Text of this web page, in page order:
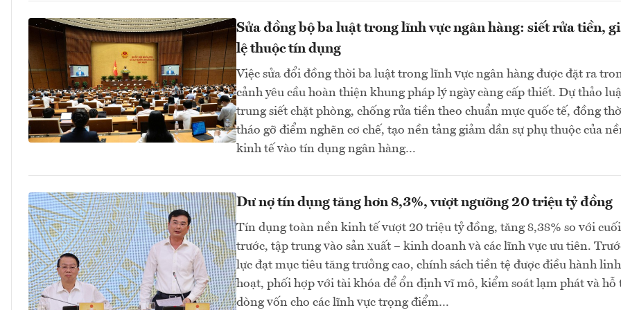
Sửa đồng bộ ba luật trong lĩnh vực ngân hàng: siết rửa tiền,
lệ thuộc tín dụng
Việc sửa đổi đồng thời ba luật trong lĩnh vực ngân hàng được đặt ra
cảnh yêu cầu hoàn thiện khung pháp lý ngày càng cấp thiết. Dự thảo
trung siết chặt phòng, chống rửa tiền theo chuẩn mực quốc tế, đồng
tháo gỡ điểm nghẽn cơ chế, tạo nền tảng giảm dần sự phụ thuộc của
kinh tế vào tín dụng ngân hàng…
Dư nợ tín dụng tăng hơn 8,3%, vượt ngưỡng 20 triệu tỷ đồng
Tín dụng toàn nền kinh tế vượt 20 triệu tỷ đồng, tăng 8,38% so với
trước, tập trung vào sản xuất – kinh doanh và các lĩnh vực ưu tiên.
lực đạt mục tiêu tăng trưởng cao, chính sách tiền tệ được điều hành linh
hoạt, phối hợp với tài khóa để ổn định vĩ mô, kiểm soát lạm phát và hỗ
dòng vốn cho các lĩnh vực trọng điểm…